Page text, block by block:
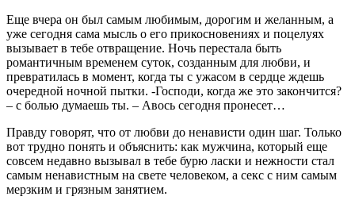
Еще вчера он был самым любимым, дорогим и желанным, а
уже сегодня сама мысль о его прикосновениях и поцелуях
вызывает в тебе отвращение. Ночь перестала быть
романтичным временем суток, созданным для любви, и
превратилась в момент, когда ты с ужасом в сердце ждешь
очередной ночной пытки. -Господи, когда же это закончится?
– с болью думаешь ты. – Авось сегодня пронесет…
Правду говорят, что от любви до ненависти один шаг. Только
вот трудно понять и объяснить: как мужчина, который еще
совсем недавно вызывал в тебе бурю ласки и нежности стал
самым ненавистным на свете человеком, а секс с ним самым
мерзким и грязным занятием.